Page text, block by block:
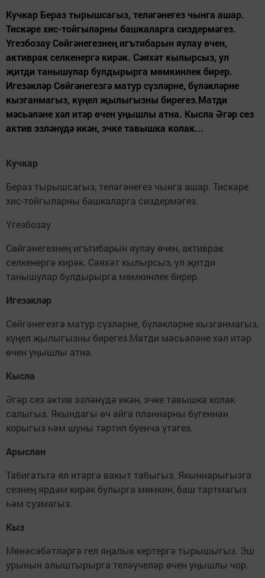
Кучкар Бераз тырышсагыз, теләгәнегез чынга ашар.
Тискәре хис-тойгыларны башкаларга сиздермәгез.
Үгезбозау Сөйгәнегезнең игътибарын яулау өчен,
активрак селкенергә кирәк. Сәяхәт кылырсыз, ул
җитди танышулар булдырырга мөмкинлек бирер.
Игезәкләр Сөйгәнегезгә матур сүзләрне, бүләкләрне
кызганмагыз, күңел җылыгызны бирегез.Матди
мәсьәләне хәл итәр өчен уңышлы атна. Кысла Әгәр сез
актив эзләнүдә икән, эчке тавышка колак...
Кучкар
Бераз тырышсагыз, теләгәнегез чынга ашар. Тискәре
хис-тойгыларны башкаларга сиздермәгез.
Үгезбозау
Сөйгәнегезнең игътибарын яулау өчен, активрак
селкенергә кирәк. Сәяхәт кылырсыз, ул җитди
танышулар булдырырга мөмкинлек бирер.
Игезәкләр
Сөйгәнегезгә матур сүзләрне, бүләкләрне кызганмагыз,
күңел җылыгызны бирегез.Матди мәсьәләне хәл итәр
өчен уңышлы атна.
Кысла
Әгәр сез актив эзләнүдә икән, эчке тавышка колак
салыгыз. Якындагы өч айга планнарны бүгеннән
корыгыз һәм шуны тәртип буенча үтәгез.
Арыслан
Табигатьтә ял итәргә вакыт табыгыз. Якыннарыгызга
сезнең ярдәм кирәк булырга мөмкин, баш тартмагыз
һәм сузмагыз.
Кыз
Мөнәсәбәтләргә гел яңалык кертергә тырышыгыз. Эш
урынын алыштырырга теләүчеләр өчен уңышлы чор.